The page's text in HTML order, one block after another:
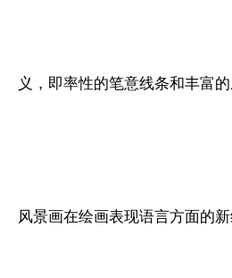
义，即率性的笔意线条和丰富
风景画在绘画表现语言方面的新